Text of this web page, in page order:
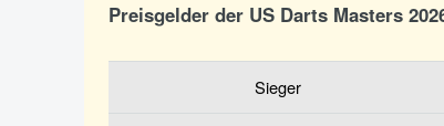
Preisgelder der US Darts Masters
Sieger